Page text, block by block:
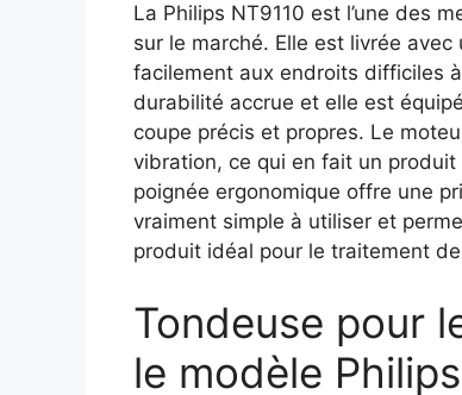
La Philips NT9110 est l’une des
sur le marché. Elle est livrée
facilement aux endroits difficiles
durabilité accrue et elle est
coupe précis et propres. Le
vibration, ce qui en fait un
poignée ergonomique offre une
vraiment simple à utiliser et
produit idéal pour le traitement
Tondeuse pour
le modèle